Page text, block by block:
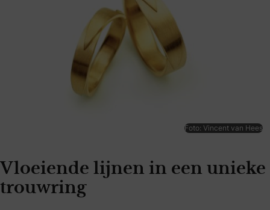
Foto: Vincent van Hees
Vloeiende lijnen in een unieke
trouwring